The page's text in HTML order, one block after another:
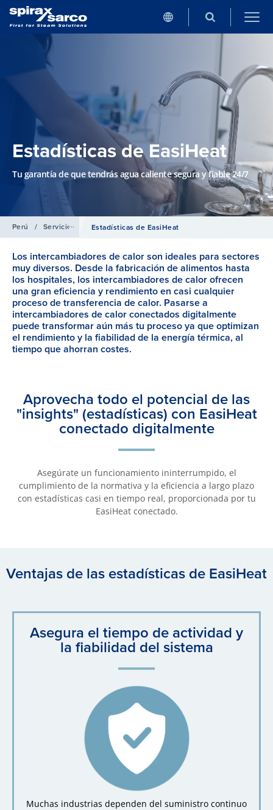
Estadísticas de EasiHeat
Tu garantía de que tendrás agua caliente segura y fiable 24/7
Perú / Servicios Estadísticas de EasiHeat
Los intercambiadores de calor son ideales para sectores
muy diversos. Desde la fabricación de alimentos hasta
los hospitales, los intercambiadores de calor ofrecen
una gran eficiencia y rendimiento en casi cualquier
proceso de transferencia de calor. Pasarse a
intercambiadores de calor conectados digitalmente
puede transformar aún más tu proceso ya que optimizan
el rendimiento y la fiabilidad de la energía térmica, al
tiempo que ahorran costes.
Aprovecha todo el potencial de las
"insights" (estadísticas) con EasiHeat
conectado digitalmente
Asegúrate un funcionamiento ininterrumpido, el
cumplimiento de la normativa y la eficiencia a largo plazo
con estadísticas casi en tiempo real, proporcionada por tu
EasiHeat conectado.
Ventajas de las estadísticas de EasiHeat
Asegura el tiempo de actividad y
la fiabilidad del sistema
Muchas industrias dependen del suministro continuo